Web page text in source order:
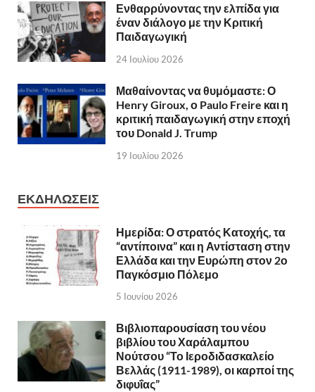
Ενθαρρύνοντας την ελπίδα για
έναν διάλογο με την Κριτική
Παιδαγωγική
24 Ιουλίου 2026
Μαθαίνοντας να θυμόμαστε: Ο
Henry Giroux, ο Paulo Freire και η
κριτική παιδαγωγική στην εποχή
του Donald J. Trump
19 Ιουλίου 2026
ΕΚΔΗΛΩΣΕΙΣ
Ημερίδα: Ο στρατός Κατοχής, τα
“αντίποινα” και η Αντίσταση στην
Ελλάδα και την Ευρώπη στον 2ο
Παγκόσμιο Πόλεμο
5 Ιουνίου 2026
Βιβλιοπαρουσίαση του νέου
βιβλίου του Χαράλαμπου
Νούτσου “Το Ιεροδιδασκαλείο
Βελλάς (1911-1989), οι καρποί της
διφυΐας”